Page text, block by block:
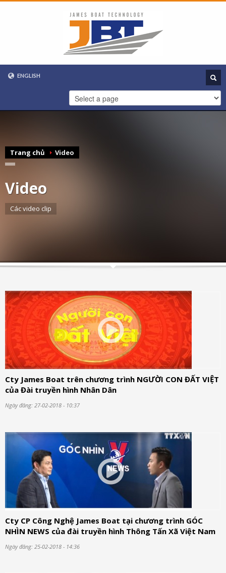
ENGLISH
Trang chủ Video
Video
Các video clip
Cty James Boat trên chương trình NGƯỜI CON ĐẤT VIỆT
của Đài truyền hình Nhân Dân
Ngày đăng: 27-02-2018 - 10:37
Cty CP Công Nghệ James Boat tại chương trình GÓC
NHÌN NEWS của đài truyền hình Thông Tấn Xã Việt Nam
Ngày đăng: 25-02-2018 - 14:36